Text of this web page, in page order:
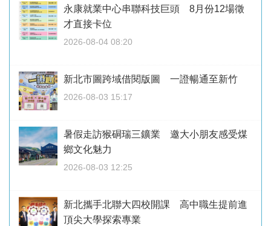
永康就業中心串聯科技巨頭 8月份12場徵
才直接卡位
2026-08-04 08:20
新北市圖跨域借閱版圖 一證暢通至新竹
2026-08-03 15:17
暑假走訪猴硐瑞三鑛業 邀大小朋友感受煤
鄉文化魅力
2026-08-03 12:25
新北攜手北聯大四校開課 高中職生提前進
頂尖大學探索專業